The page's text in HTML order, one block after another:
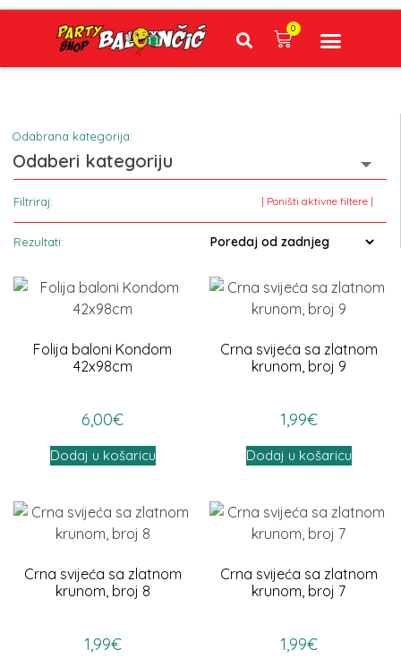
0
Odabrana kategorija:
Odaberi kategoriju
Filtriraj: | Poništi aktivne filtere |
Rezultati:
Folija baloni Kondom
42x98cm
6,00€
Dodaj u košaricu
Crna svijeća sa zlatnom
krunom, broj 9
1,99€
Dodaj u košaricu
Crna svijeća sa zlatnom
krunom, broj 8
1,99€
Crna svijeća sa zlatnom
krunom, broj 7
1,99€